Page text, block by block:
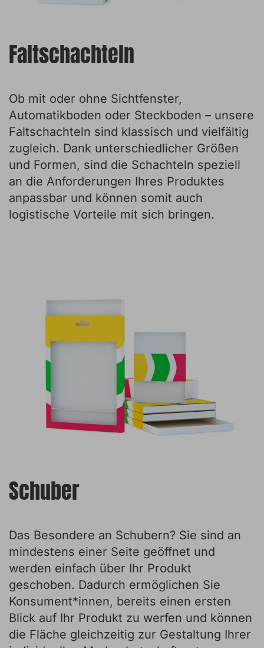
Faltschachteln
Ob mit oder ohne Sichtfenster,
Automatikboden oder Steckboden – unsere
Faltschachteln sind klassisch und vielfältig
zugleich. Dank unterschiedlicher Größen
und Formen, sind die Schachteln speziell
an die Anforderungen Ihres Produktes
anpassbar und können somit auch
logistische Vorteile mit sich bringen.
Schuber
Das Besondere an Schubern? Sie sind an
mindestens einer Seite geöffnet und
werden einfach über Ihr Produkt
geschoben. Dadurch ermöglichen Sie
Konsument*innen, bereits einen ersten
Blick auf Ihr Produkt zu werfen und können
die Fläche gleichzeitig zur Gestaltung Ihrer